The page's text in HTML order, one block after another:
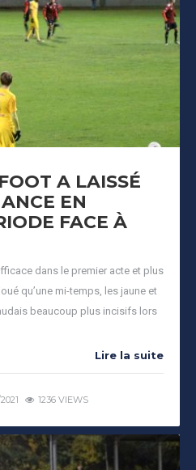
A LAISSÉ
EN
FACE À
dans le premier acte et plus
qu’une mi-temps, les jaune et
beaucoup plus incisifs lors
Lire la suite
1236 VIEWS